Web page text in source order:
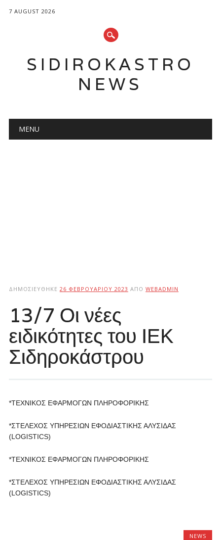
7 AUGUST 2026
SIDIROKASTRO
NEWS
Main menu
MENU
ΔΗΜΟΣΙΕΎΘΗΚΕ 26 ΦΕΒΡΟΥΑΡΊΟΥ 2023 ΑΠΌ WEBADMIN
13/7 Οι νέες
ειδικότητες του ΙΕΚ
Σιδηροκάστρου
*ΤΕΧΝΙΚΟΣ ΕΦΑΡΜΟΓΩΝ ΠΛΗΡΟΦΟΡΙΚΗΣ
*ΣΤΕΛΕΧΟΣ ΥΠΗΡΕΣΙΩΝ ΕΦΟΔΙΑΣΤΙΚΗΣ ΑΛΥΣΙΔΑΣ
(LOGISTICS)
*ΤΕΧΝΙΚΟΣ ΕΦΑΡΜΟΓΩΝ ΠΛΗΡΟΦΟΡΙΚΗΣ
*ΣΤΕΛΕΧΟΣ ΥΠΗΡΕΣΙΩΝ ΕΦΟΔΙΑΣΤΙΚΗΣ ΑΛΥΣΙΔΑΣ
(LOGISTICS)
NEWS